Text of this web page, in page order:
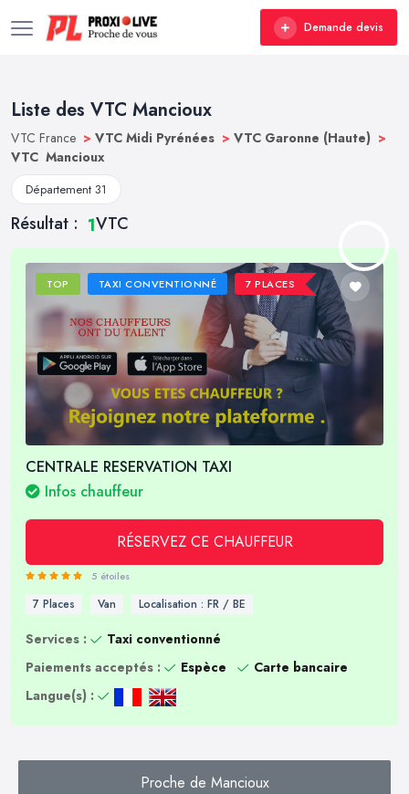
Demande devis
Liste des VTC Mancioux
VTC France > VTC Midi Pyrénées > VTC Garonne (Haute) >
VTC Mancioux
Département 31
Résultat : 1VTC
TOP TAXI CONVENTIONNÉ 7 PLACES
CENTRALE RESERVATION TAXI
Infos chauffeur
RÉSERVEZ CE CHAUFFEUR
5 étoiles
7 Places Van Localisation : FR / BE
Services :
Taxi conventionné
Paiements acceptés :
Espèce
Carte bancaire
Langue(s) :
Proche de Mancioux